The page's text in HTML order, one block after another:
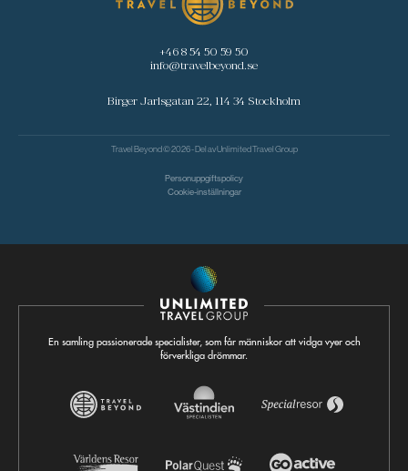
+46 8 54 50 59 50
info@travelbeyond.se
Birger Jarlsgatan 22, 114 34 Stockholm
Travel Beyond © 2026 - Del avUnlimited Travel Group
Personuppgiftspolicy
Cookie-inställningar
En samling passionerade specialister, som får människor att vidga vyer och
förverkliga drömmar.